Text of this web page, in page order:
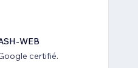
WEB
certifié.